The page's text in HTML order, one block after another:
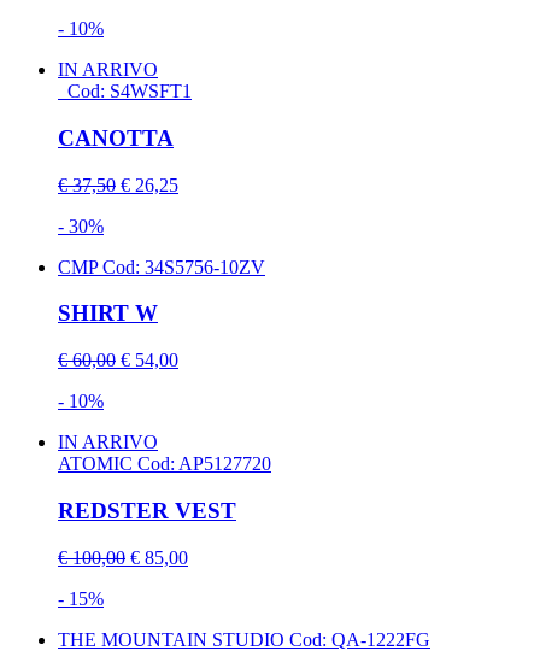
- 10%
IN ARRIVO
Cod: S4WSFT1
CANOTTA
€ 37,50 € 26,25
- 30%
CMPCod: 34S5756-10ZV
SHIRT W
€ 60,00 € 54,00
- 10%
IN ARRIVO
ATOMIC Cod: AP5127720
REDSTER VEST
€ 100,00 € 85,00
- 15%
THE MOUNTAIN STUDIO Cod: QA-1222FG